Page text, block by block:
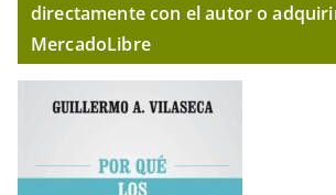
directamente con el autor o
MercadoLibre